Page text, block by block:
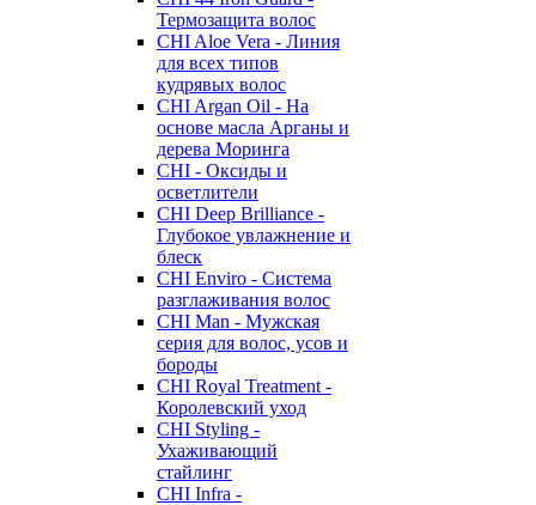
Термозащита волос
CHI Aloe Vera - Линия
для всех типов
кудрявых волос
CHI Argan Oil - На
основе масла Арганы и
дерева Моринга
CHI - Оксиды и
осветлители
CHI Deep Brilliance -
Глубокое увлажнение и
блеск
CHI Enviro - Система
разглаживания волос
CHI Man - Мужская
серия для волос, усов и
бороды
CHI Royal Treatment -
Королевский уход
CHI Styling -
Ухаживающий
стайлинг
CHI Infra -